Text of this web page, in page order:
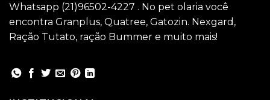
Whatsapp (21)96502-4227 . No pet olaria você
encontra Granplus, Quatree, Gatozin. Nexgard,
Ração Tutato, ração Bummer e muito mais!